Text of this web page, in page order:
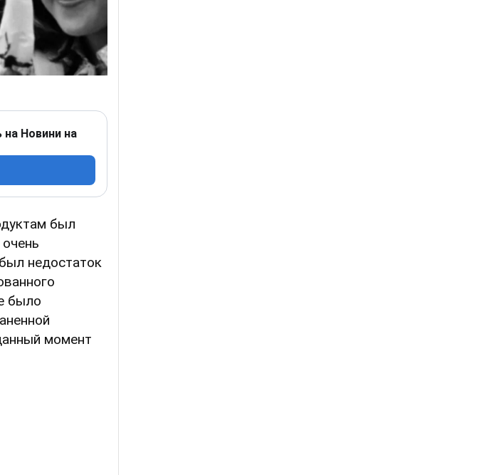
на Новини на
был
недостаток
было
момент